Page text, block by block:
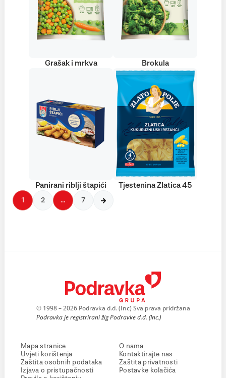
Grašak i mrkva Brokula
Panirani riblji štapići Tjestenina Zlatica 45
1 2 … 7
© 1998 – 2026 Podravka d.d. (Inc) Sva prava pridržana
Podravka je registrirani žig Podravke d.d. (Inc.)
Mapa stranice
Uvjeti korištenja
Zaštita osobnih podataka
Izjava o pristupačnosti
O nama
Kontaktirajte nas
Zaštita privatnosti
Postavke kolačića